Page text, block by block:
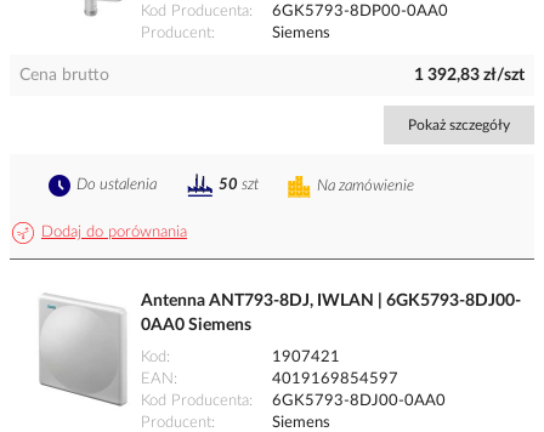
Kod Producenta
6GK5793-8DP00-0AA0
Producent
Siemens
Cena brutto 1 392,83 zł/szt
Pokaż szczegóły
Dodaj do porównania
Na zamówienie
Do ustalenia 50 szt
Antenna ANT793-8DJ, IWLAN | 6GK5793-8DJ00-
0AA0 Siemens
Kod
1907421
EAN
4019169854597
Kod Producenta
6GK5793-8DJ00-0AA0
Producent
Siemens